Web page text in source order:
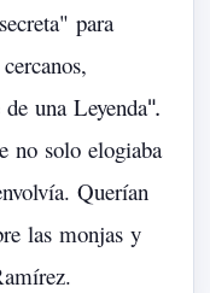
secreta" para
cercanos,
de una Leyenda".
no solo elogiaba
Querían
las monjas y